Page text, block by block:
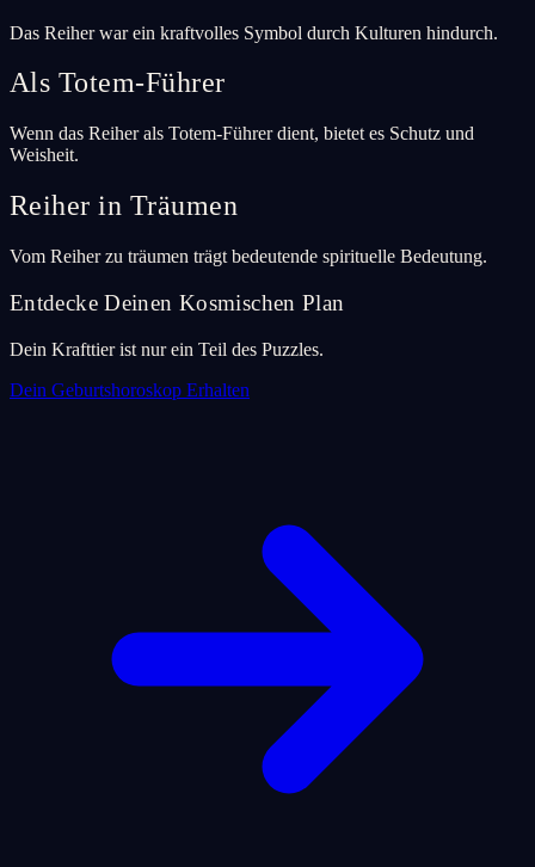
Das Reiher war ein kraftvolles Symbol durch Kulturen hindurch.
Als Totem-Führer
Wenn das Reiher als Totem-Führer dient, bietet es Schutz und
Weisheit.
Reiher in Träumen
Vom Reiher zu träumen trägt bedeutende spirituelle Bedeutung.
Entdecke Deinen Kosmischen Plan
Dein Krafttier ist nur ein Teil des Puzzles.
Dein Geburtshoroskop Erhalten